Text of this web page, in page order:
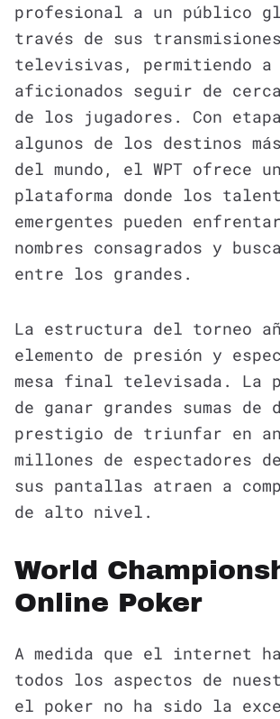
profesional a un público
través de sus transmisiones
televisivas, permitiendo a
aficionados seguir de
de los jugadores. Con
algunos de los destinos
del mundo, el WPT ofrece
plataforma donde los
emergentes pueden
nombres consagrados y
entre los grandes.
La estructura del torneo
elemento de presión y
mesa final televisada. La
de ganar grandes sumas
prestigio de triunfar en
millones de espectadores
sus pantallas atraen a
de alto nivel.
World
Online Poker
A medida que el internet ha
todos los aspectos de
el poker no ha sido la